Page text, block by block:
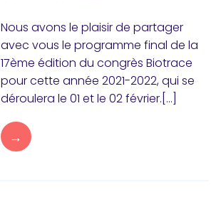
Nous avons le plaisir de partager
avec vous le programme final de la
17ème édition du congrès Biotrace
pour cette année 2021-2022, qui se
déroulera le 01 et le 02 février.[…]
→